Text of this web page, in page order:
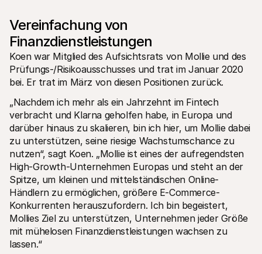
Kommen Sie zu uns - wir stellen ein!
Für Endkunden
Warum steht Mollie auf Ihrem Kontoauszug?
Für Mollie-Händler
Kontaktieren Sie unseren Händler-Support
Sales-Team kontaktieren
Vereinfachung von
Finanzdienstleistungen
Koen war Mitglied des Aufsichtsrats von Mollie und des
Prüfungs-/Risikoausschusses und trat im Januar 2020
bei. Er trat im März von diesen Positionen zurück.
„Nachdem ich mehr als ein Jahrzehnt im Fintech
verbracht und Klarna geholfen habe, in Europa und
darüber hinaus zu skalieren, bin ich hier, um Mollie dabei
zu unterstützen, seine riesige Wachstumschance zu
nutzen“, sagt Koen. „Mollie ist eines der aufregendsten
High-Growth-Unternehmen Europas und steht an der
Spitze, um kleinen und mittelständischen Online-
Händlern zu ermöglichen, größere E-Commerce-
Konkurrenten herauszufordern. Ich bin begeistert,
Mollies Ziel zu unterstützen, Unternehmen jeder Größe
mit mühelosen Finanzdienstleistungen wachsen zu
lassen.“